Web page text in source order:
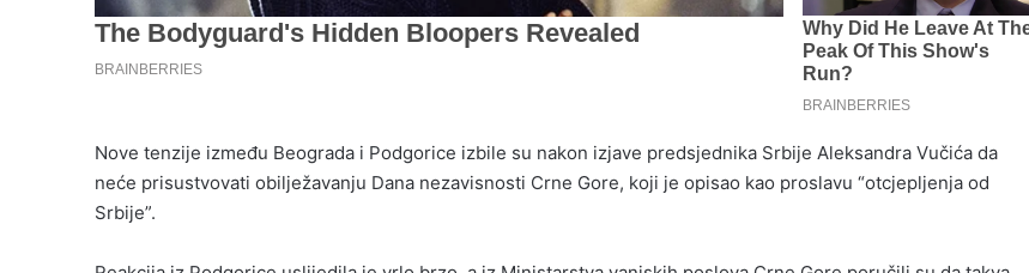
Nove tenzije između Beograda i Podgorice izbile su nakon izjave predsjednika Srbije Aleksandra Vučića da
neće prisustvovati obilježavanju Dana nezavisnosti Crne Gore, koji je opisao kao proslavu “otcjepljenja od
Srbije”.